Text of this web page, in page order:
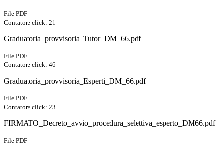
File PDF
Contatore click: 21
Graduatoria_provvisoria_Tutor_DM_66.pdf
File PDF
Contatore click: 46
Graduatoria_provvisoria_Esperti_DM_66.pdf
File PDF
Contatore click: 23
FIRMATO_Decreto_avvio_procedura_selettiva_esperto_DM66.pdf
File PDF